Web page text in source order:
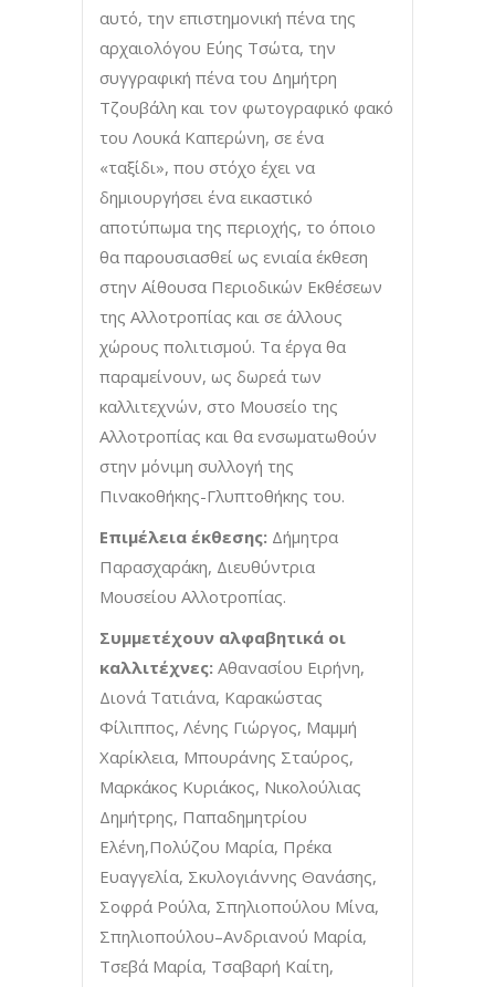
αυτό, την επιστημονική πένα της
αρχαιολόγου Εύης Τσώτα, την
συγγραφική πένα του Δημήτρη
Τζουβάλη και τον φωτογραφικό φακό
του Λουκά Καπερώνη, σε ένα
«ταξίδι», που στόχο έχει να
δημιουργήσει ένα εικαστικό
αποτύπωμα της περιοχής, το όποιο
θα παρουσιασθεί ως ενιαία έκθεση
στην Αίθουσα Περιοδικών Εκθέσεων
της Αλλοτροπίας και σε άλλους
χώρους πολιτισμού. Τα έργα θα
παραμείνουν, ως δωρεά των
καλλιτεχνών, στο Μουσείο της
Αλλοτροπίας και θα ενσωματωθούν
στην μόνιμη συλλογή της
Πινακοθήκης-Γλυπτοθήκης του.
Επιμέλεια έκθεσης: Δήμητρα
Παρασχαράκη, Διευθύντρια
Μουσείου Αλλοτροπίας.
Συμμετέχουν αλφαβητικά οι
καλλιτέχνες: Αθανασίου Ειρήνη,
Διονά Τατιάνα, Καρακώστας
Φίλιππος, Λένης Γιώργος, Μαμμή
Χαρίκλεια, Μπουράνης Σταύρος,
Μαρκάκος Κυριάκος, Νικολούλιας
Δημήτρης, Παπαδημητρίου
Ελένη,Πολύζου Μαρία, Πρέκα
Ευαγγελία, Σκυλογιάννης Θανάσης,
Σοφρά Ρούλα, Σπηλιοπούλου Μίνα,
Σπηλιοπούλου–Ανδριανού Μαρία,
Τσεβά Μαρία, Τσαβαρή Καίτη,